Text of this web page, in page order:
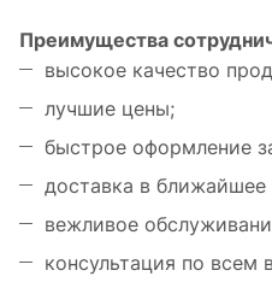
Преимущества
высокое качество
лучшие цены;
быстрое оформление
доставка в ближайшее
вежливое
консультация по всем